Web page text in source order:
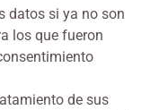
datos si ya no son
los que fueron
de sus